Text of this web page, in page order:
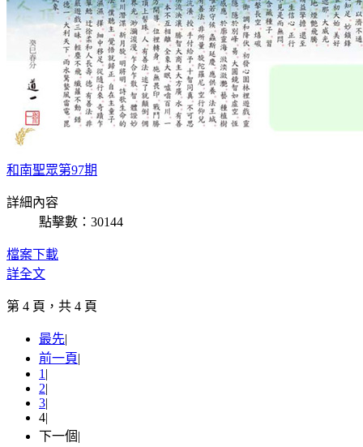
和南聖眾第97期
詳細內容
點擊數：30144
檔案下載
詳全文
第 4 頁，共 4 頁
最先|
前一頁|
1 |
2|
3|
4|
下一個|